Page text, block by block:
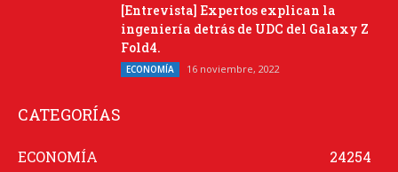
[Entrevista] Expertos explican la
ingeniería detrás de UDC del Galaxy Z
Fold4.
ECONOMÍA 16 noviembre, 2022
CATEGORÍAS
ECONOMÍA
24254